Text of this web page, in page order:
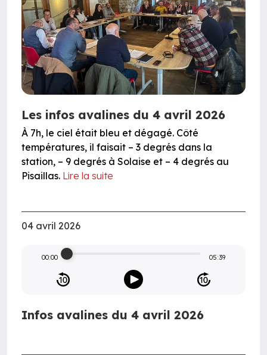
Les infos avalines du 4 avril 2026
À 7h, le ciel était bleu et dégagé. Côté
températures, il faisait – 3 degrés dans la
station, – 9 degrés à Solaise et – 4 degrés au
Pisaillas. Lire la suite
04 avril 2026
00:00 05:39
Infos avalines du 4 avril 2026